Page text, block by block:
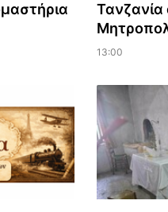
Τανζανία
13:00